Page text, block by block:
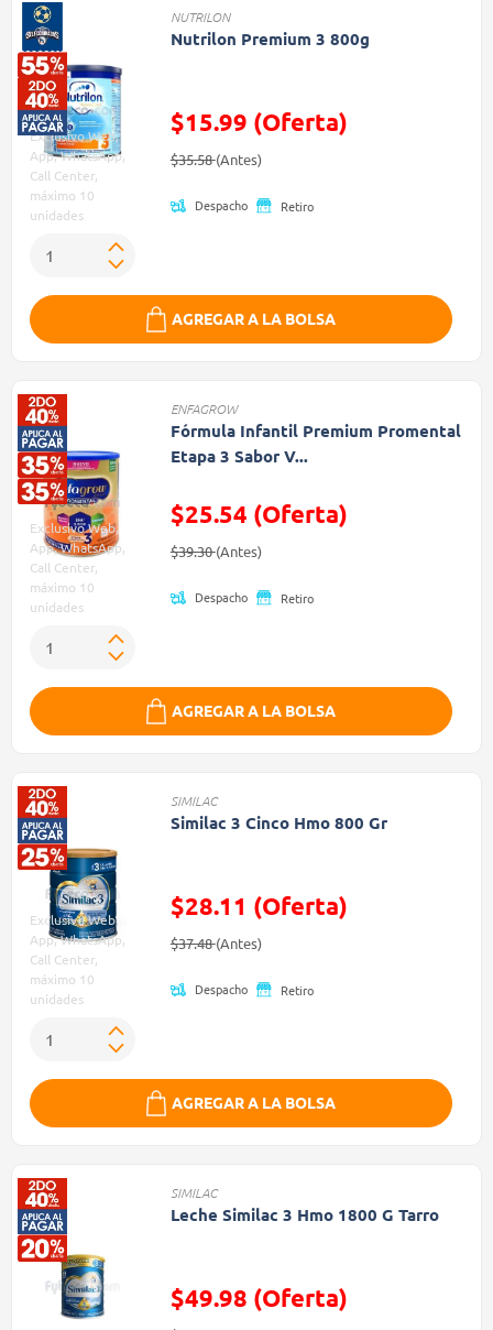
Exclusivo Web,
App, WhatsApp,
Call Center,
máximo 10
unidades
NUTRILON
Nutrilon Premium 3 800g
$15.99 (Oferta)
Precio reducido de
$35.58(Antes)(Oferta)
Despacho Retiro
AGREGAR A LA BOLSA
Exclusivo Web,
App, WhatsApp,
Call Center,
máximo 10
unidades
ENFAGROW
Fórmula Infantil Premium Promental
Etapa 3 Sabor V...
$25.54 (Oferta)
Precio reducido de
$39.30(Antes)(Oferta)
Despacho Retiro
AGREGAR A LA BOLSA
Exclusivo Web,
App, WhatsApp,
Call Center,
máximo 10
unidades
SIMILAC
Similac 3 Cinco Hmo 800 Gr
$28.11 (Oferta)
Precio reducido de
$37.48(Antes)(Oferta)
Despacho Retiro
AGREGAR A LA BOLSA
SIMILAC
Leche Similac 3 Hmo 1800 G Tarro
$49.98 (Oferta)